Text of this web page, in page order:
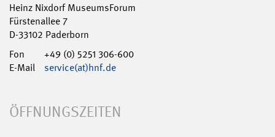
Heinz Nixdorf MuseumsForum
Fürstenallee 7
D-33102 Paderborn
Fon
+49 (0) 5251 306-600
E-Mail
service(at)hnf.de
ÖFFNUNGSZEITEN